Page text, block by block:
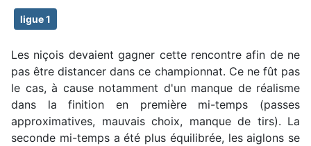
ligue 1
Les niçois devaient gagner cette rencontre afin de ne
pas être distancer dans ce championnat. Ce ne fût pas
le cas, à cause notamment d'un manque de réalisme
dans la finition en première mi-temps (passes
approximatives, mauvais choix, manque de tirs). La
seconde mi-temps a été plus équilibrée, les aiglons se